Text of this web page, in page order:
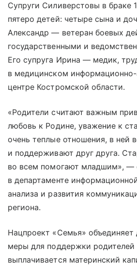
Супруги Силиверстовы в браке
пятеро детей: четыре сына и
Александр — ветеран боевых
государственными и
Его супруга Ирина — медик,
в медицинском
центре Костромской области.
«Родители считают важным
любовь к Родине, уважение к
очень теплые отношения, в ней
и поддерживают друг друга.
во всем помогают младшим», —
в департаменте
анализа и развития
региона.
Нацпроект «Семья»
меры для поддержки родителей
выплачивается материнский